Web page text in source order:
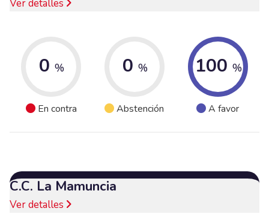
Ver detalles
0 %
En contra
0 %
Abstención
100 %
A favor
C.C. La Mamuncia
Ver detalles